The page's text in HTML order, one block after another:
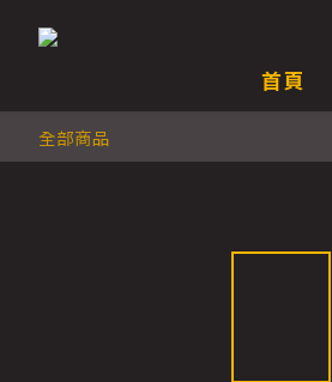
首頁
全部商品